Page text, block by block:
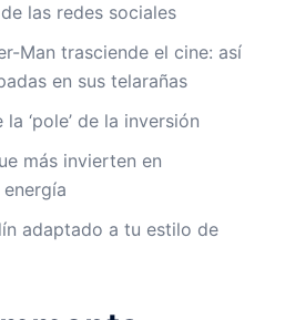
las redes sociales
Man trasciende el cine: así
en sus telarañas
‘pole’ de la inversión
más invierten en
adaptado a tu estilo de